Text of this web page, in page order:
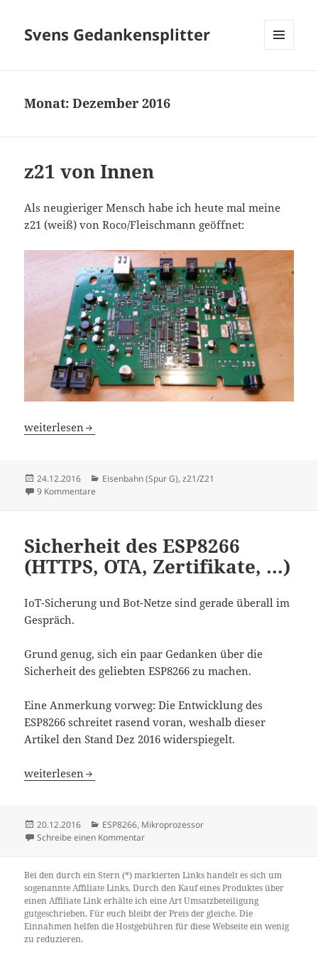
Svens Gedankensplitter
Monat:Dezember 2016
z21 von Innen
Als neugieriger Mensch habe ich heute mal meine
z21 (weiß) von Roco/Fleischmann geöffnet:
z21 von Innen
weiterlesen
Veröffentlicht
am
24.12.2016 Kategorien
Eisenbahn (Spur G),z21/Z21
9 Kommentare
Sicherheit des ESP8266
(HTTPS, OTA, Zertifikate, …)
IoT-Sicherung und Bot-Netze sind gerade überall im
Gespräch.
Grund genug, sich ein paar Gedanken über die
Sicherheit des geliebten ESP8266 zu machen.
Eine Anmerkung vorweg: Die Entwicklung des
ESP8266 schreitet rasend voran, weshalb dieser
Artikel den Stand Dez 2016 widerspiegelt.
Sicherheit des ESP8266 (HTTPS, OTA, Zertifikate, …)
weiterlesen
Veröffentlicht
am
20.12.2016 Kategorien
ESP8266, Mikroprozessor
Schreibe einen Kommentarzu Sicherheit des ESP8266 (HTTPS, OTA,
Bei den durch ein Stern (*) markierten Links handelt es sich um
sogenannte Affiliate Links. Durch den Kauf eines Produktes über
einen Affiliate Link erhälte ich eine Art Umsatzbeteiligung
gutgeschrieben. Für euch bleibt der Preis der gleiche. Die
Einnahmen helfen die Hostgebühren für diese Webseite ein wenig
zu reduzieren.